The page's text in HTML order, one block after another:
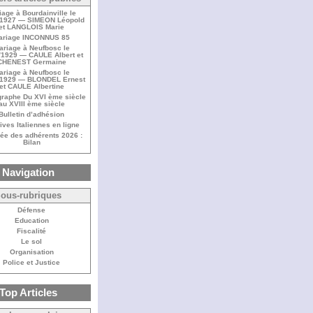
à Bourdainville le
— SIMEON Léopold
LANGLOIS Marie
INCONNUS 85
à Neufbosc le
— CAULE Albert et
Germaine
à Neufbosc le
— BLONDEL Ernest
CAULE Albertine
Du XVI ème siècle
XVIII ème siècle
d’adhésion
Italiennes en ligne
des adhérents 2026 :
Bilan
Navigation
rubriques
Défense
Education
Fiscalité
Le sol
Organisation
Police et Justice
Articles